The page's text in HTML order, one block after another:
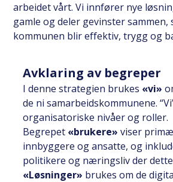
arbeidet vårt. Vi innfører nye
gamle og deler gevinster sammen,
kommunen blir effektiv, trygg og
Avklaring av begreper
I denne strategien brukes «vi»
de ni samarbeidskommunene.
organisatoriske nivåer og roller.
Begrepet «brukere» viser
innbyggere og ansatte, og
politikere og næringsliv der
«Løsninger» brukes om de